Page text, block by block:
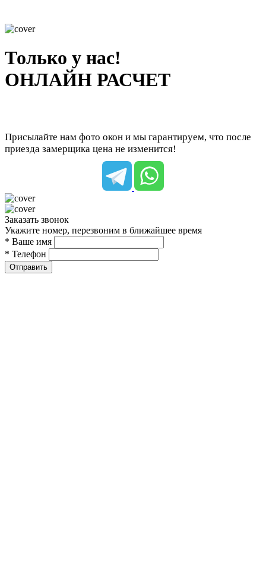
Только у нас!
ОНЛАЙН РАСЧЕТ
Присылайте нам фото окон и мы гарантируем, что после
приезда замерщика цена не изменится!
Заказать звонок
Укажите номер, перезвоним в ближайшее время
* Ваше имя
* Телефон
Отправить